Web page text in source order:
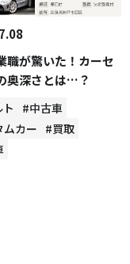
職が驚いた！カーセ
奥深さとは…？
#中古車
ムカー #買取